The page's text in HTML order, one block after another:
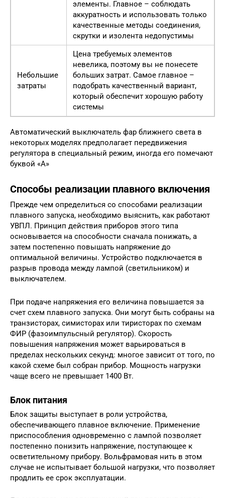
элементы. Главное – соблюдать
аккуратность и использовать только
качественные методы соединения,
скрутки и изолента недопустимы
Небольшие
затраты
Цена требуемых элементов
невелика, поэтому вы не понесете
больших затрат. Самое главное –
подобрать качественный вариант,
который обеспечит хорошую работу
системы
Автоматический выключатель фар ближнего света в
некоторых моделях предполагает передвижения
регулятора в специальный режим, иногда его помечают
буквой «А»
Способы реализации плавного включения
Прежде чем определиться со способами реализации
плавного запуска, необходимо выяснить, как работают
УВПЛ. Принцип действия приборов этого типа
основывается на способности сначала понижать, а
затем постепенно повышать напряжение до
оптимальной величины. Устройство подключается в
разрыв провода между лампой (светильником) и
выключателем.
При подаче напряжения его величина повышается за
счет схем плавного запуска. Они могут быть собраны на
транзисторах, симисторах или тиристорах по схемам
ФИР (фазоимпульсный регулятор). Скорость
повышения напряжения может варьироваться в
пределах нескольких секунд: многое зависит от того, по
какой схеме был собран прибор. Мощность нагрузки
чаще всего не превышает 1400 Вт.
Блок питания
Блок защиты выступает в роли устройства,
обеспечивающего плавное включение. Применение
приспособления одновременно с лампой позволяет
постепенно понизить напряжение, поступающее к
осветительному прибору. Вольфрамовая нить в этом
случае не испытывает большой нагрузки, что позволяет
продлить ее срок эксплуатации.